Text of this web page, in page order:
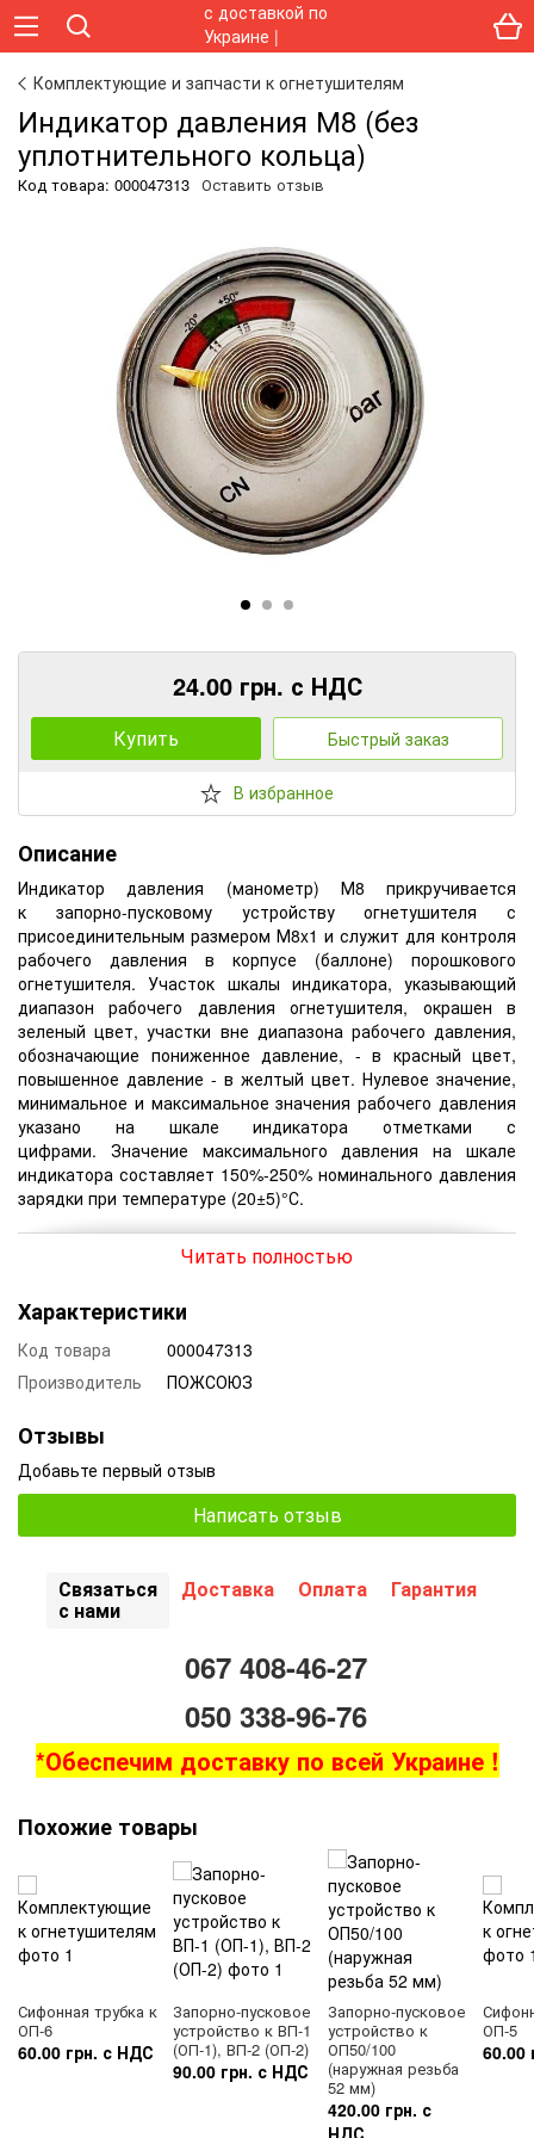
Комплектующие и запчасти к огнетушителям
Индикатор давления М8 (без
уплотнительного кольца)
Код товара: 000047313 Оставить отзыв
24.00 грн. с НДС
Купить Быстрый заказ
В избранное
Описание
Индикатор давления (манометр) М8 прикручивается
к запорно-пусковому устройству огнетушителя с
присоединительным размером М8x1 и служит для контроля
рабочего давления в корпусе (баллоне) порошкового
огнетушителя. Участок шкалы индикатора, указывающий
диапазон рабочего давления огнетушителя, окрашен в
зеленый цвет, участки вне диапазона рабочего давления,
обозначающие пониженное давление, - в красный цвет,
повышенное давление - в желтый цвет. Нулевое значение,
минимальное и максимальное значения рабочего давления
указано на шкале индикатора отметками с
цифрами. Значение максимального давления на шкале
индикатора составляет 150%-250% номинального давления
зарядки при температуре (20±5)°С.
ПОЖЕЖНА БЕЗПЕКА УКРАЇНИ
Читать полностью
Характеристики
Код товара
000047313
Производитель
ПОЖСОЮЗ
Отзывы
Добавьте первый отзыв
Написать отзыв
Связаться
с нами
Доставка Оплата Гарантия
067 408-46-27
050 338-96-76
*Обеспечим доставку по всей Украине !
Похожие товары
Сифонная трубка к
ОП-6
60.00 грн. с НДС
Запорно-пусковое
устройство к ВП-1
(ОП-1), ВП-2 (ОП-2)
90.00 грн. с НДС
Запорно-пусковое
устройство к
ОП50/100
(наружная резьба
52 мм)
420.00 грн. с
НДС
ОП-5
60.00